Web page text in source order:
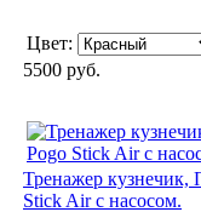
Цвет:
5500 руб.
Тренажер
Stick Air с насосом.